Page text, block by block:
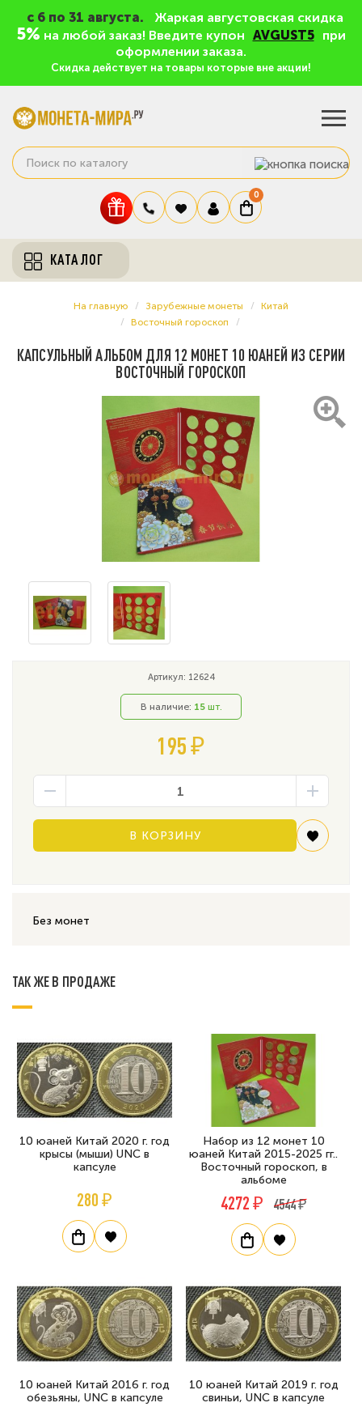
c 6 по 31 августа. Жаркая августовская скидка
5% на любой заказ! Введите купон AVGUST5
при
оформлении заказа.
Скидка действует на товары которые вне акции!
0
КАТАЛОГ
На главную Зарубежные монеты
Китай
Восточный гороскоп
КАПСУЛЬНЫЙ АЛЬБОМ ДЛЯ 12 МОНЕТ 10 ЮАНЕЙ ИЗ СЕРИИ
ВОСТОЧНЫЙ ГОРОСКОП
Артикул: 12624
В наличие: 15 шт.
195 ₽
В КОРЗИНУ
Без монет
ТАК ЖЕ В ПРОДАЖЕ
10 юаней Китай 2020 г. год
крысы (мыши) UNC в
капсуле
280 ₽
Набор из 12 монет 10
юаней Китай 2015-2025 гг..
Восточный гороскоп, в
альбоме
4272 ₽ 4544 ₽
10 юаней Китай 2016 г. год
обезьяны, UNC в капсуле
10 юаней Китай 2019 г. год
свиньи, UNC в капсуле